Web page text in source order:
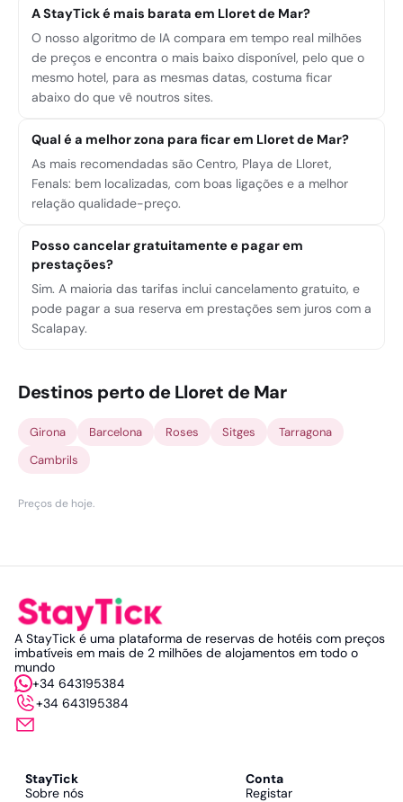
A StayTick é mais barata em Lloret de Mar?
O nosso algoritmo de IA compara em tempo real milhões
de preços e encontra o mais baixo disponível, pelo que o
mesmo hotel, para as mesmas datas, costuma ficar
abaixo do que vê noutros sites.
Qual é a melhor zona para ficar em Lloret de Mar?
As mais recomendadas são Centro, Playa de Lloret,
Fenals: bem localizadas, com boas ligações e a melhor
relação qualidade-preço.
Posso cancelar gratuitamente e pagar em
prestações?
Sim. A maioria das tarifas inclui cancelamento gratuito, e
pode pagar a sua reserva em prestações sem juros com a
Scalapay.
Destinos perto de Lloret de Mar
Girona Barcelona Roses Sitges
Tarragona
Cambrils
Preços de hoje.
A StayTick é uma plataforma de reservas de hotéis com preços
imbatíveis em mais de 2 milhões de alojamentos em todo o
mundo
+34 643195384
+34 643195384
StayTick
Sobre nós
Conta
Registar